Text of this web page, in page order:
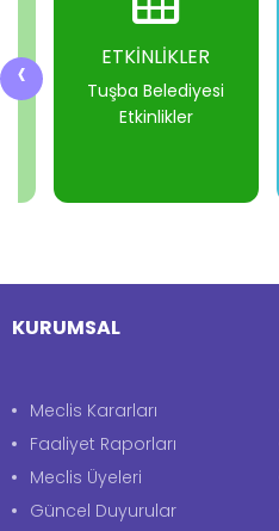
‹ ETKİNLİKLER
Tuşba Belediyesi
Etkinlikler
KURUMSAL
Meclis Kararları
Faaliyet Raporları
Meclis Üyeleri
Güncel Duyurular